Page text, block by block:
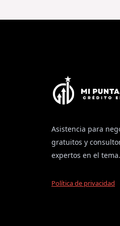
Asistencia para
gratuitos y
expertos en el tema.
Política de privacidad